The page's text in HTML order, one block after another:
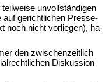
un­voll­stän­di­gen
auf ge­richt­li­chen Pres­se­
noch nicht vor­lie­gen), ha­
den zwi­schen­zeit­lich
Dis­kus­si­on